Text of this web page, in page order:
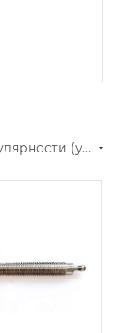
По популярности (убывание)